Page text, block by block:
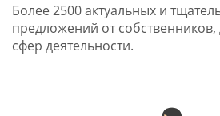
Более 2500 актуальных и
предложений от
сфер деятельности.